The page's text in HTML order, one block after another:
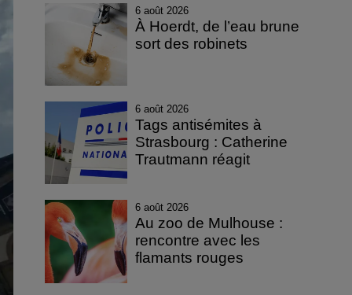
6 août 2026
À Hoerdt, de l’eau brune
sort des robinets
6 août 2026
Tags antisémites à
Strasbourg : Catherine
Trautmann réagit
6 août 2026
Au zoo de Mulhouse :
rencontre avec les
flamants rouges